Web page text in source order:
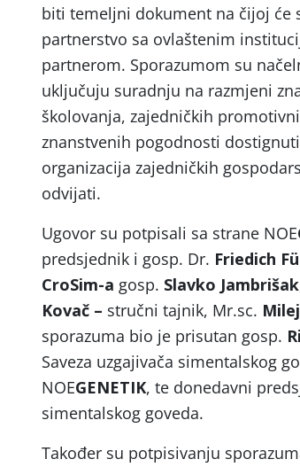
biti temeljni dokument na čijoj će
partnerstvo sa ovlaštenim
partnerom. Sporazumom su
uključuju suradnju na razmjeni
školovanja, zajedničkih
znanstvenih pogodnosti
organizacija zajedničkih
odvijati.
Ugovor su potpisali sa strane NOE
predsjednik i gosp. Dr. Friedich
CroSim-a gosp. Slavko Jambrišak
Kovač – stručni tajnik, Mr.sc.
sporazuma bio je prisutan gosp.
Saveza uzgajivača simentalskog
NOEGENETIK, te donedavni
simentalskog goveda.
Također su potpisivanju